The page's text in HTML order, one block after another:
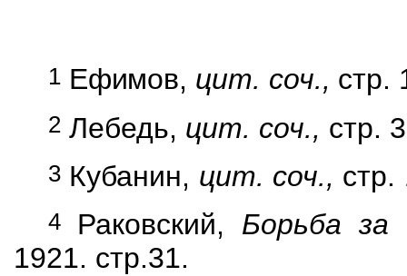
1Ефимов, цит. соч., стр.
2 Лебедь, цит. соч., стр.
3Кубанин, цит. соч., стр.
4 Раковский, Борьба за
1921. стр.31.